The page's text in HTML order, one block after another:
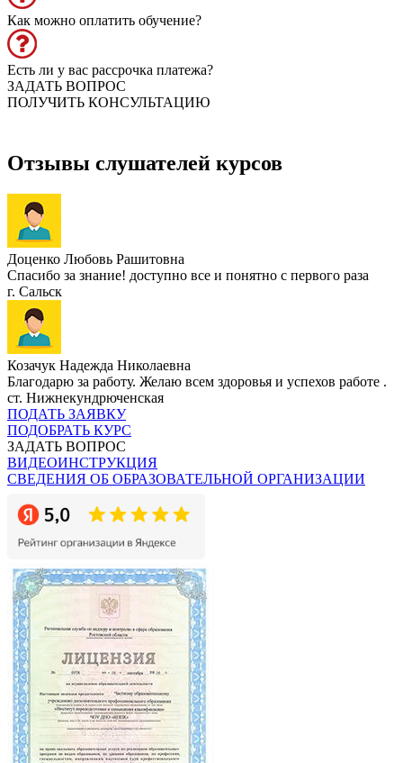
Как можно оплатить обучение?
Есть ли у вас рассрочка платежа?
ЗАДАТЬ ВОПРОС
ПОЛУЧИТЬ КОНСУЛЬТАЦИЮ
Отзывы слушателей курсов
Доценко Любовь Рашитовна
Спасибо за знание! доступно все и понятно с первого раза
г. Сальск
Козачук Надежда Николаевна
Благодарю за работу. Желаю всем здоровья и успехов работе .
ст. Нижнекундрюченская
ПОДАТЬ ЗАЯВКУ
ПОДОБРАТЬ КУРС
ЗАДАТЬ ВОПРОС
ВИДЕОИНСТРУКЦИЯ
СВЕДЕНИЯ ОБ ОБРАЗОВАТЕЛЬНОЙ ОРГАНИЗАЦИИ